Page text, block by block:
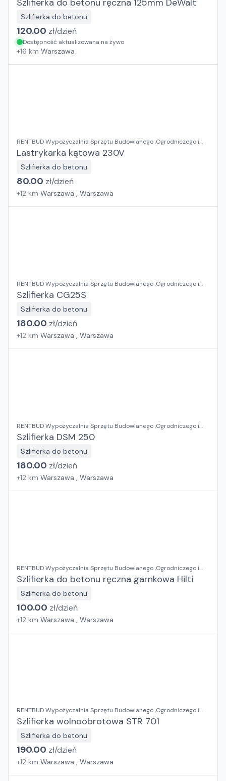
Szlifierka do betonu ręczna 125mm DeWalt
Szlifierka do betonu
120.00 zł/dzień
Dostępność aktualizowana na żywo
+16 km Warszawa
RENTBUD Wypożyczalnia Sprzętu Budowlanego ,Ogrodniczego i
Elektronarzędzi
Lastrykarka kątowa 230V
Szlifierka do betonu
80.00 zł/dzień
+12 km Warszawa , Warszawa
RENTBUD Wypożyczalnia Sprzętu Budowlanego ,Ogrodniczego i
Elektronarzędzi
Szlifierka CG25S
Szlifierka do betonu
180.00 zł/dzień
+12 km Warszawa , Warszawa
RENTBUD Wypożyczalnia Sprzętu Budowlanego ,Ogrodniczego i
Elektronarzędzi
Szlifierka DSM 250
Szlifierka do betonu
180.00 zł/dzień
+12 km Warszawa , Warszawa
RENTBUD Wypożyczalnia Sprzętu Budowlanego ,Ogrodniczego i
Elektronarzędzi
Szlifierka do betonu ręczna garnkowa Hilti
Szlifierka do betonu
100.00 zł/dzień
+12 km Warszawa , Warszawa
RENTBUD Wypożyczalnia Sprzętu Budowlanego ,Ogrodniczego i
Elektronarzędzi
Szlifierka wolnoobrotowa STR 701
Szlifierka do betonu
190.00 zł/dzień
+12 km Warszawa , Warszawa